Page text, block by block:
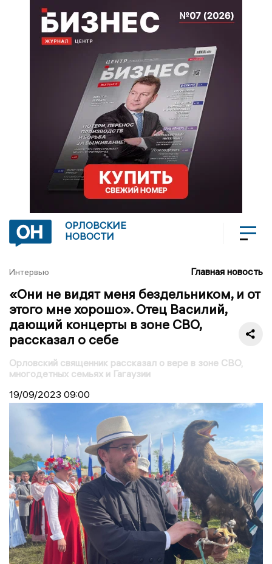
ОРЛОВСКИЕ
НОВОСТИ
Интервью Главная новость
«Они не видят меня бездельником, и от
этого мне хорошо». Отец Василий,
дающий концерты в зоне СВО,
рассказал о себе
Орловский священник рассказал о вере в зоне СВО,
многодетных семьях и Гагаузии
19/09/2023 09:00